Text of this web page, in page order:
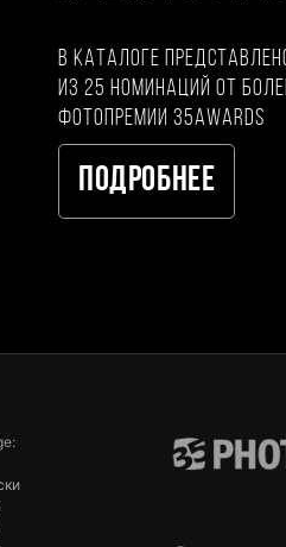
В каталоге
из 25 номинаций от
фотопремии 35AWARDS
Подробнее